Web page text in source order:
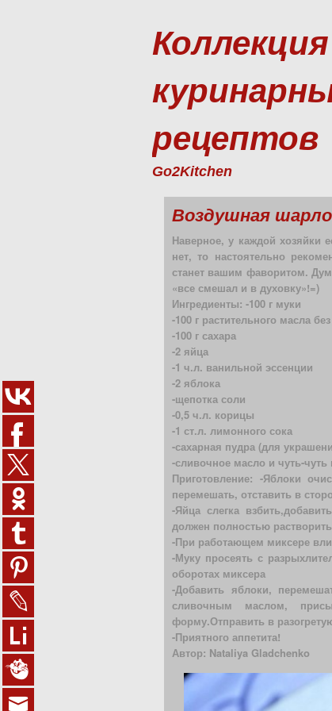
Коллекция
рецептов
Go2Kitchen
Воздушная
Наверное, у каждой хозяйки
нет, то настоятельно
станет вашим фаворитом.
«все смешал и в духовку»!=)
Ингредиенты: -100 г муки
-100 г растительного масла
-100 г сахара
-2 яйца
-1 ч.л. ванильной эссенции
-2 яблока
-щепотка соли
-0,5 ч.л. корицы
-1 ст.л. лимонного сока
-сахарная пудра (для
-сливочное масло и чуть-
Приготовление: -Яблоки
перемешать, отставить в
-Яйца слегка
должен полностью
-При работающем миксере
-Муку просеять с
оборотах миксера
-Добавить яблоки,
сливочным маслом,
форму.Отправить в
-Приятного аппетита!
Автор: Nataliya Gladchenko